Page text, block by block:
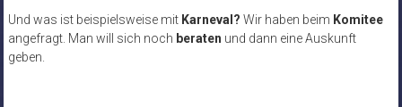
Und was ist beispielsweise mit Karneval? Wir haben beim Komitee
angefragt. Man will sich noch beraten und dann eine Auskunft
geben.